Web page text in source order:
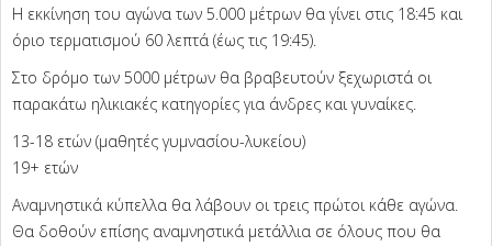
Η εκκίνηση του αγώνα των 5.000 μέτρων θα γίνει στις 18:45 και
όριο τερματισμού 60 λεπτά (έως τις 19:45).
Στο δρόμο των 5000 μέτρων θα βραβευτούν ξεχωριστά οι
παρακάτω ηλικιακές κατηγορίες για άνδρες και γυναίκες.
13-18 ετών (μαθητές γυμνασίου-λυκείου)
19+ ετών
Αναμνηστικά κύπελλα θα λάβουν οι τρεις πρώτοι κάθε αγώνα.
Θα δοθούν επίσης αναμνηστικά μετάλλια σε όλους που θα